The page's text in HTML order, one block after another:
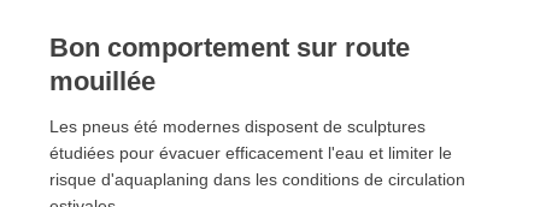
Bon comportement sur route
mouillée
Les pneus été modernes disposent de sculptures
étudiées pour évacuer efficacement l'eau et limiter le
risque d'aquaplaning dans les conditions de circulation